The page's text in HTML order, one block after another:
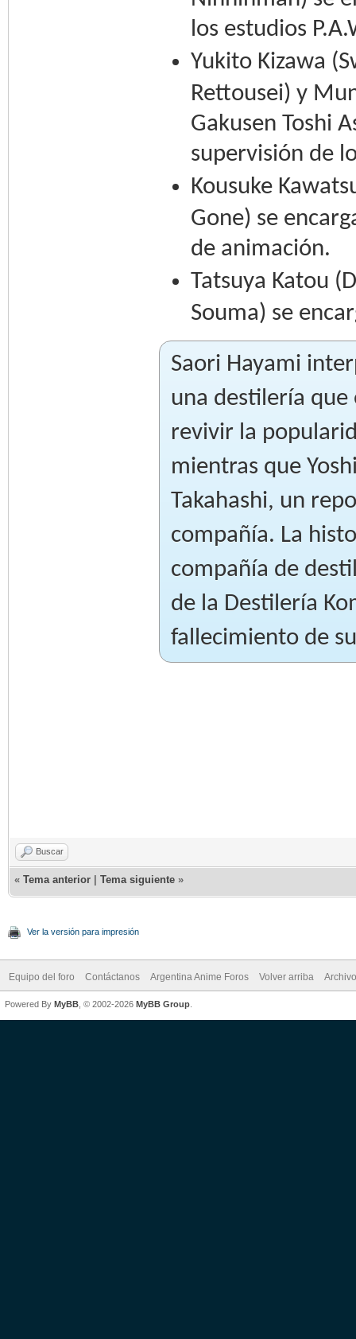
los estudios
Yukito Kizawa
Rettousei) y
Gakusen Toshi
supervisión de
Kousuke
Gone) se
de animación.
Tatsuya Katou
Souma) se
Saori Hayami
una destilería
revivir la
mientras que
Takahashi, un
compañía. La
compañía de
de la Destilería
fallecimiento de
Buscar
« Tema anterior Tema siguiente »
Ver la versión para impresión
Equipo del foro Contáctanos Argentina Anime Foros Volver arriba
Powered By MyBB , © 2002-2026 MyBB Group